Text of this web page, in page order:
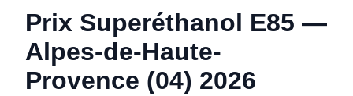
Prix Superéthanol E85 —
Alpes-de-Haute-
Provence (04) 2026